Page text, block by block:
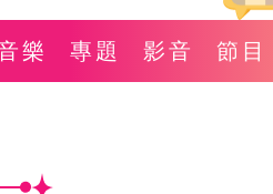
樂 專題 影音 節目